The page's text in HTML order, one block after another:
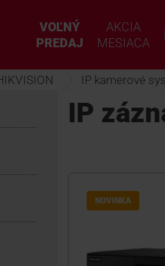
VOĽNÝ
PREDAJ
AKCIA
MESIACA
IP kamerové
IP
NOVINKA